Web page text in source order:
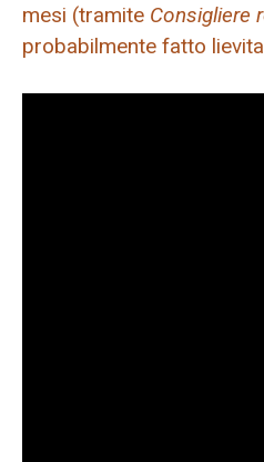
mesi (tramite Consigliere
probabilmente fatto